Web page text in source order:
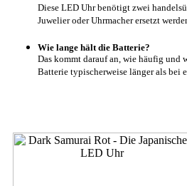
Diese LED Uhr benötigt zwei
Juwelier oder Uhrmacher ersetzt
Wie lange hält die Batterie?
Das kommt darauf an, wie häufig und
Batterie typischerweise länger als bei